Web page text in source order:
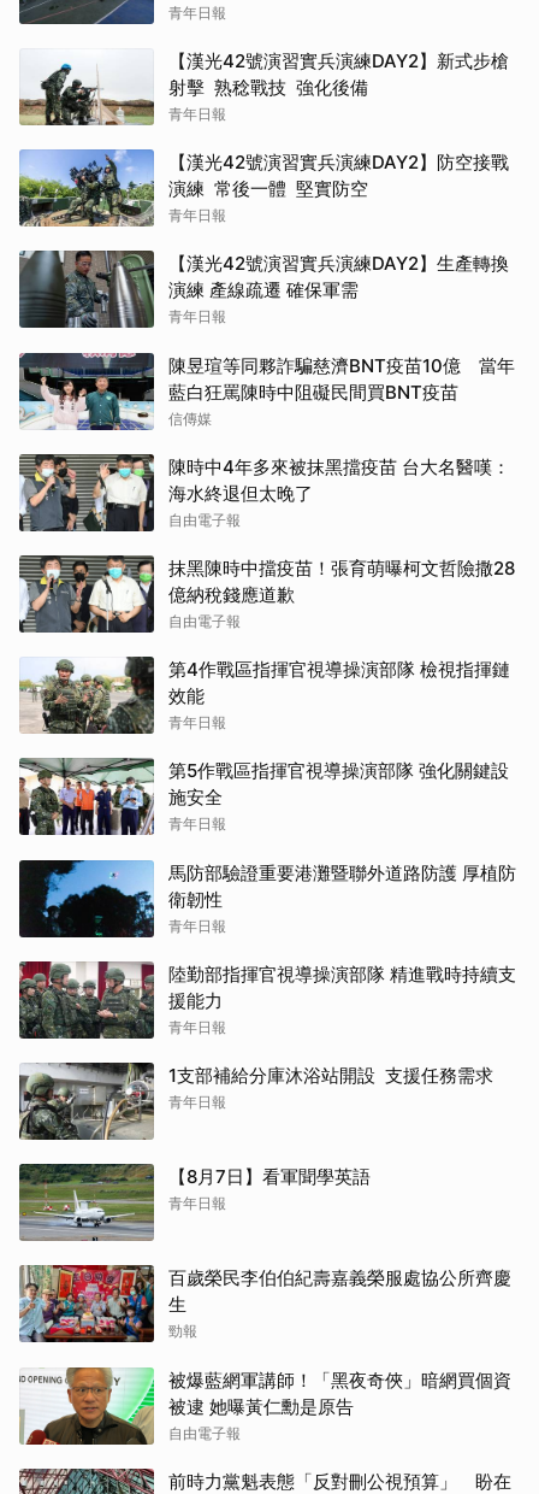
青年日報
【漢光42號演習實兵演練DAY2】新式步槍
射擊 熟稔戰技 強化後備
青年日報
【漢光42號演習實兵演練DAY2】防空接戰
演練 常後一體 堅實防空
青年日報
【漢光42號演習實兵演練DAY2】生產轉換
演練 產線疏遷 確保軍需
青年日報
陳昱瑄等同夥詐騙慈濟BNT疫苗10億 當年
藍白狂罵陳時中阻礙民間買BNT疫苗
信傳媒
陳時中4年多來被抹黑擋疫苗 台大名醫嘆：
海水終退但太晚了
自由電子報
抹黑陳時中擋疫苗！張育萌曝柯文哲險撒28
億納稅錢應道歉
自由電子報
第4作戰區指揮官視導操演部隊 檢視指揮鏈
效能
青年日報
第5作戰區指揮官視導操演部隊 強化關鍵設
施安全
青年日報
馬防部驗證重要港灘暨聯外道路防護 厚植防
衛韌性
青年日報
陸勤部指揮官視導操演部隊 精進戰時持續支
援能力
青年日報
1支部補給分庫沐浴站開設 支援任務需求
青年日報
【8月7日】看軍聞學英語
青年日報
百歲榮民李伯伯紀壽嘉義榮服處協公所齊慶
生
勁報
被爆藍網軍講師！「黑夜奇俠」暗網買個資
被逮 她曝黃仁勳是原告
自由電子報
前時力黨魁表態「反對刪公視預算」 盼在